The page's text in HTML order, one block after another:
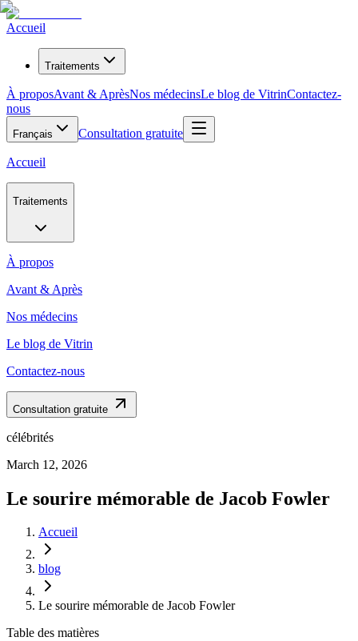
Accueil
Traitements
À proposAvant & AprèsNos médecinsLe blog de VitrinContactez-
nous
Français Consultation gratuite
Accueil
Traitements
À propos
Avant & Après
Nos médecins
Le blog de Vitrin
Contactez-nous
Consultation gratuite
célébrités
March 12, 2026
Le sourire mémorable de Jacob Fowler
Accueil
blog
Le sourire mémorable de Jacob Fowler
Table des matières